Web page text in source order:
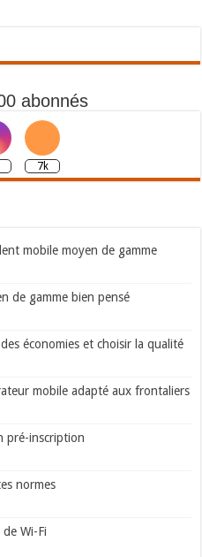
abonnés
7k
mobile moyen de gamme
de gamme bien pensé
économies et choisir la qualité
mobile adapté aux frontaliers
pré-inscription
normes
Wi-Fi